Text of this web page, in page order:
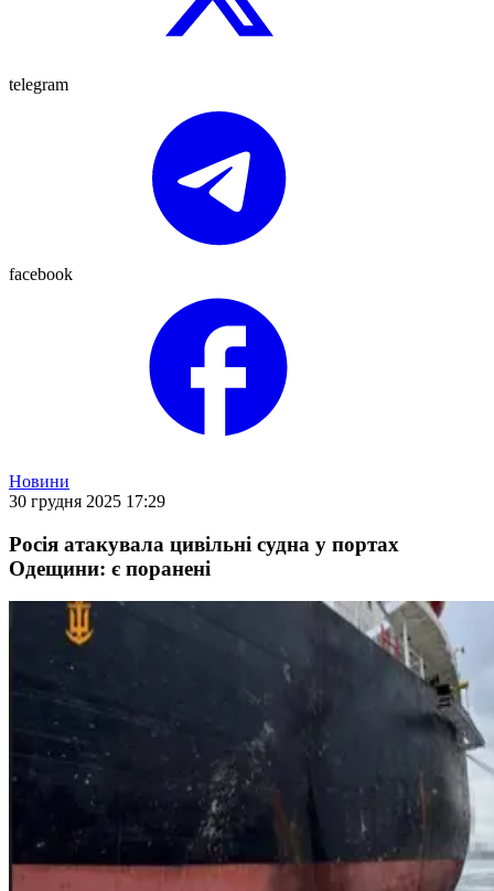
telegram
facebook
Новини
30 грудня 2025 17:29
Росія атакувала цивільні судна у портах
Одещини: є поранені